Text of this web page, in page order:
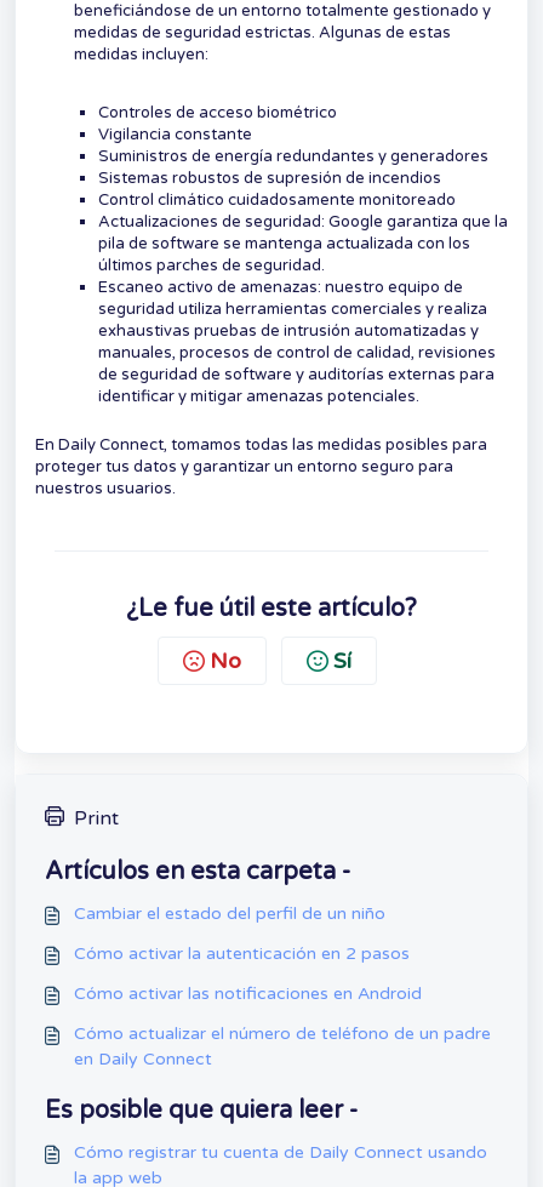
beneficiándose de un entorno totalmente gestionado y
medidas de seguridad estrictas. Algunas de estas
medidas incluyen:
Controles de acceso biométrico
Vigilancia constante
Suministros de energía redundantes y generadores
Sistemas robustos de supresión de incendios
Control climático cuidadosamente monitoreado
Actualizaciones de seguridad: Google garantiza que la
pila de software se mantenga actualizada con los
últimos parches de seguridad.
Escaneo activo de amenazas: nuestro equipo de
seguridad utiliza herramientas comerciales y realiza
exhaustivas pruebas de intrusión automatizadas y
manuales, procesos de control de calidad, revisiones
de seguridad de software y auditorías externas para
identificar y mitigar amenazas potenciales.
En Daily Connect, tomamos todas las medidas posibles para
proteger tus datos y garantizar un entorno seguro para
nuestros usuarios.
¿Le fue útil este artículo?
No Sí
Print
Artículos en esta carpeta -
Cambiar el estado del perfil de un niño
Cómo activar la autenticación en 2 pasos
Cómo activar las notificaciones en Android
Cómo actualizar el número de teléfono de un padre
en Daily Connect
Es posible que quiera leer -
Cómo registrar tu cuenta de Daily Connect usando
la app web